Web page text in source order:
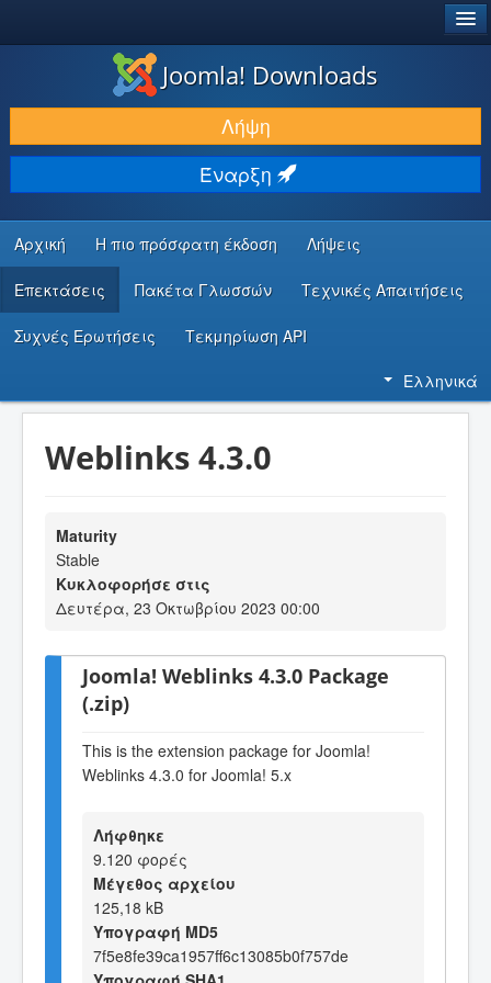
ΛΉΨΕΙΣ & ΕΠΕΚΤΆΣΕΙΣ
ΕΎΡΕΣΗ & ΜΆΘΗΣΗ
ΚΟΙΝΌΤΗΤΑ & ΥΠΟΣΤΉΡΙΞΗ
ΠΌΡΟΙ ΠΡΟΓΡΑΜΜΑΤΙΣΤΏΝ
Joomla! Downloads
Λήψη
Έναρξη
Αρχική Η πιο πρόσφατη έκδοση Λήψεις
Επεκτάσεις Πακέτα Γλωσσών Τεχνικές Απαιτήσεις
Συχνές Ερωτήσεις Τεκμηρίωση API
Ελληνικά
Weblinks 4.3.0
Maturity
Stable
Κυκλοφορήσε στις
Δευτέρα, 23 Οκτωβρίου 2023 00:00
Joomla! Weblinks 4.3.0 Package
(.zip)
This is the extension package for Joomla!
Weblinks 4.3.0 for Joomla! 5.x
Λήφθηκε
9.120 φορές
Μέγεθος αρχείου
125,18 kB
Υπογραφή MD5
7f5e8fe39ca1957ff6c13085b0f757de